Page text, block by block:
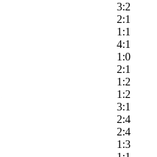
3:2
2:1
1:1
4:1
1:0
2:1
1:2
1:2
3:1
2:4
2:4
1:3